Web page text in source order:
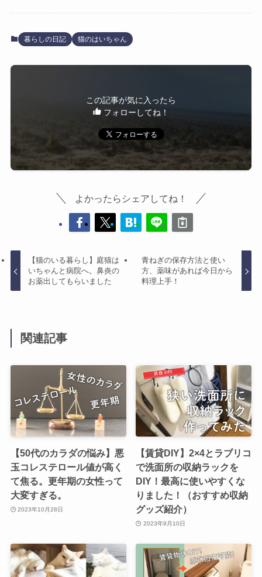
暮らしの日記 猫のはいちゃん
この記事が気に入ったら
フォローしてね！
よかったらシェアしてね！
【猫のいる暮らし】庭猫は
いちゃんと病院へ。鼻炎の
お薬出してもらいました
青ねぎの保存方法と使い
方、薬味があれば今日から
料理上手！
関連記事
【50代のカラダの悩み】悪
玉コレステロール値が高く
て焦る。更年期の女性って
大変すぎる。
2023年10月28日
【賃貸DIY】2×4とラブリコ
で洗面所の収納ラックを
DIY！最高に使いやすくな
りました！（おすすめ収納
グッズ紹介）
2023年9月10日